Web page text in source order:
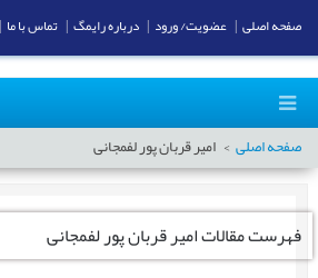
صفحه اصلی امیر قربان پور لفمجانی
فهرست مقالاتامیر قربان پور لفمجانی
صفحه اصلی عضویت/ ورود درباره رایمگ تماس با ما